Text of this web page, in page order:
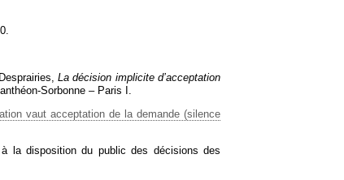
La décision implicite d’acceptation
Sorbonne – Paris I.
vaut acceptation de la demande (silence
la disposition du public des décisions des